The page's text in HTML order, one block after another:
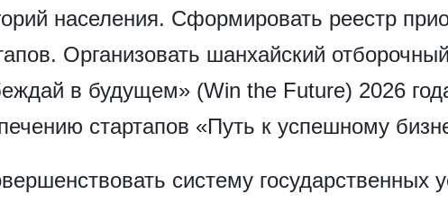
населения. Сформировать реестр
Организовать шанхайский
в будущем» (Win the Future) 2026
стартапов «Путь к успешному
систему государственных